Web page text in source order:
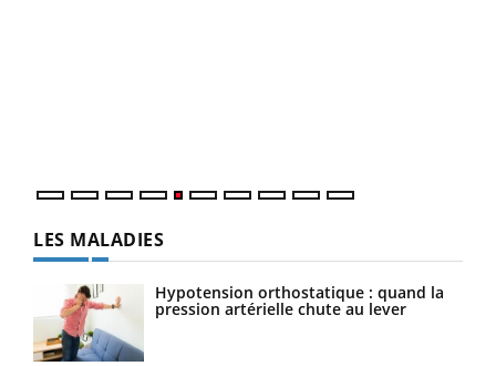
LES MALADIES
Hypotension orthostatique : quand la
pression artérielle chute au lever